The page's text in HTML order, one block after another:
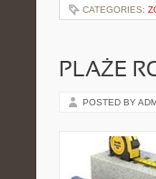
CATEGORIES:
PLAŻE
POSTED BY